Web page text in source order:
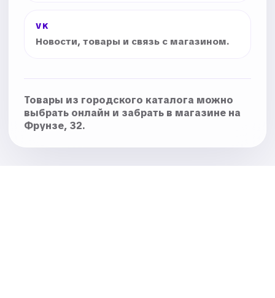
VK
Новости, товары и связь с магазином.
Товары из городского каталога можно
выбрать онлайн и забрать в магазине на
Фрунзе, 32.